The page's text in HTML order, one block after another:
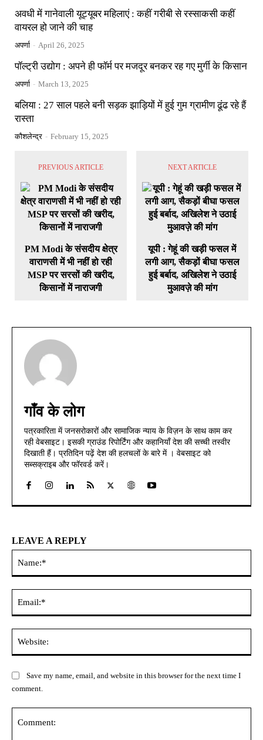
अवधी में गानेवाली यूट्यूबर महिलाएं : कहीं गरीबी से रस्साकसी कहीं
वायरल हो जाने की चाह
अपर्णा - April 26, 2025
पॉल्ट्री उद्योग : अपने ही फॉर्म पर मजदूर बनकर रह गए मुर्गी के किसान
अपर्णा - March 13, 2025
बलिया : 27 साल पहले बनी सड़क झाड़ियों में हुई गुम ग्रामीण ढूंढ रहे हैं
रास्ता
कौशलेन्द्र - February 15, 2025
PREVIOUS ARTICLE
PM Modi के संसदीय क्षेत्र
वाराणसी में भी नहीं हो रही
MSP पर सरसों की खरीद,
किसानों में नाराजगी
NEXT ARTICLE
यूपी : गेहूं की खड़ी फसल में
लगी आग, सैकड़ों बीघा फसल
हुई बर्बाद, अखिलेश ने उठाई
मुआवज़े की मांग
गाँव के लोग
पत्रकारिता में जनसरोकारों और सामाजिक न्याय के विज़न के साथ काम कर
रही वेबसाइट। इसकी ग्राउंड रिपोर्टिंग और कहानियाँ देश की सच्ची तस्वीर
दिखाती हैं। प्रतिदिन पढ़ें देश की हलचलों के बारे में । वेबसाइट को
सब्सक्राइब और फॉरवर्ड करें।
LEAVE A REPLY
Save my name, email, and website in this browser for the next time I
comment.